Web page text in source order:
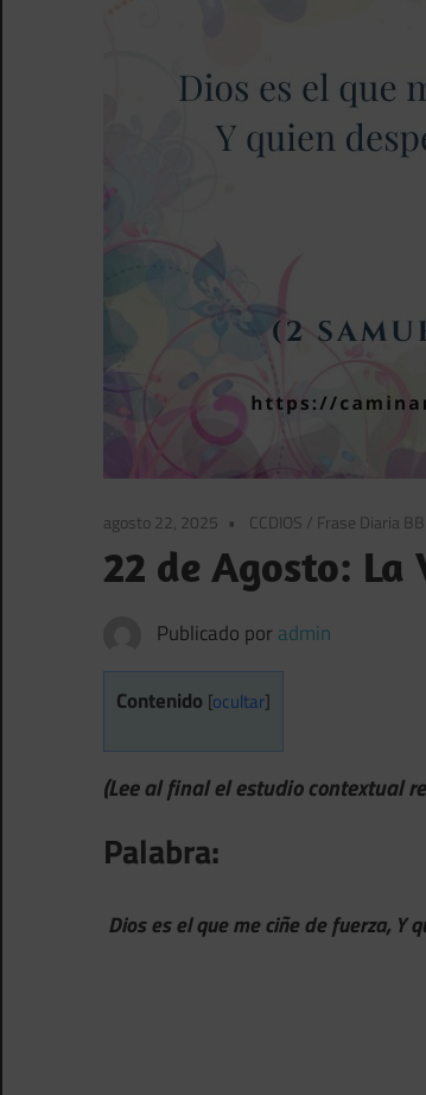
agosto 22, 2025 CCDIOS / Frase Diaria
22 de Agosto: La
Publicado por admin
Contenido [ocultar]
(Lee al final el estudio contextual
Palabra:
Dios es el que me ciñe de fuerza, Y